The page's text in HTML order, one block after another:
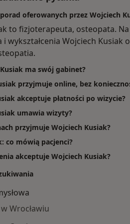
oferowanych przez Wojciech
to fizjoterapeuta, osteopata.
wykształcenia Wojciech Kusiak
ma swój gabinet?
przyjmuje online, bez
akceptuje płatności po wizycie?
umawia wizyty?
przyjmuje Wojciech Kusiak?
co mówią pacjenci?
akceptuje Wojciech Kusiak?
Wrocławiu